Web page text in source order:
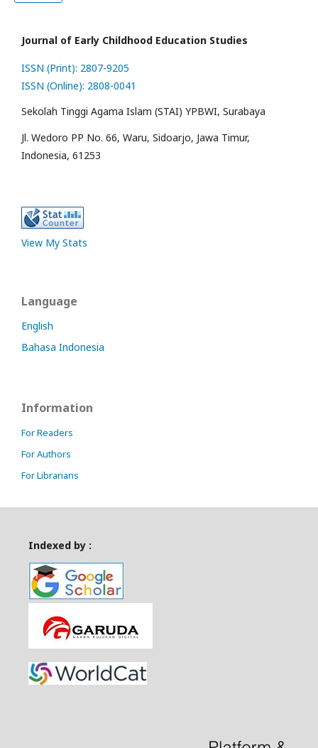
Journal of Early Childhood Education Studies
ISSN (Print): 2807-9205
ISSN (Online): 2808-0041
Sekolah Tinggi Agama Islam (STAI) YPBWI, Surabaya
Jl. Wedoro PP No. 66, Waru, Sidoarjo, Jawa Timur,
Indonesia, 61253
View My Stats
Language
English
Bahasa Indonesia
Information
For Readers
For Authors
For Librarians
Indexed by :